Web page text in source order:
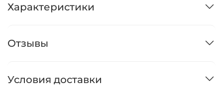
Характеристики
Отзывы
Условия доставки